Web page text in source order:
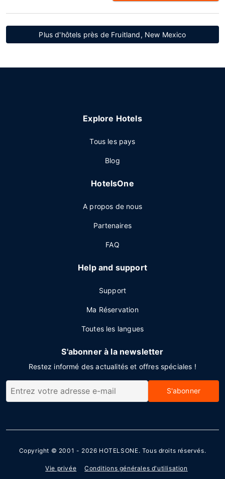
Plus d'hôtels près de Fruitland, New Mexico
Explore Hotels
Tous les pays
Blog
HotelsOne
A propos de nous
Partenaires
FAQ
Help and support
Support
Ma Réservation
Toutes les langues
S'abonner à la newsletter
Restez informé des actualités et offres spéciales !
S'abonner
Copyright © 2001 - 2026 HOTELSONE. Tous droits réservés.
Vie privée Conditions générales d'utilisation